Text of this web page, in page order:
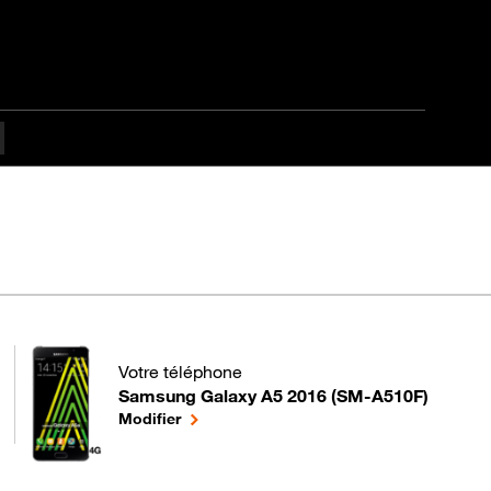
Votre téléphone
Samsung Galaxy A5 2016 (SM-A510F)
pour votre Samsung Galaxy A5 2016 (SM-A510F)
Modifierle téléphone sélectionné